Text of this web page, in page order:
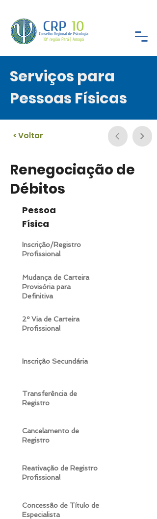
Serviços para
Pessoas Físicas
< Voltar
Renegociação de
Débitos
Pessoa
Física
Inscrição/Registro
Profissional
Mudança de Carteira
Provisória para
Definitiva
2º Via de Carteira
Profissional
Inscrição Secundária
Transferência de
Registro
Cancelamento de
Registro
Reativação de Registro
Profissional
Concessão de Título de
Especialista